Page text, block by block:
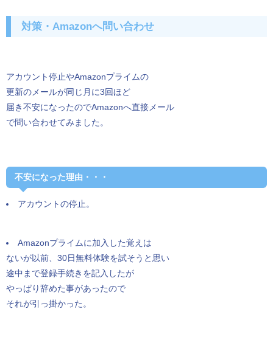
対策・Amazonへ問い合わせ
アカウント停止やAmazonプライムの
更新のメールが同じ月に3回ほど
届き不安になったのでAmazonへ直接メール
で問い合わせてみました。
不安になった理由・・・
アカウントの停止。
Amazonプライムに加入した覚えは
ないが以前、30日無料体験を試そうと思い
途中まで登録手続きを記入したが
やっぱり辞めた事があったので
それが引っ掛かった。